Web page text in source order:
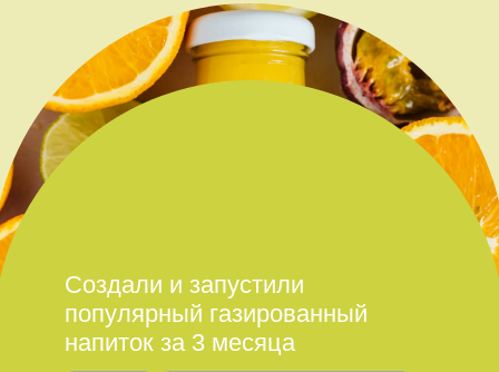
Создали и запустили
популярный газированный
напиток за 3 месяца